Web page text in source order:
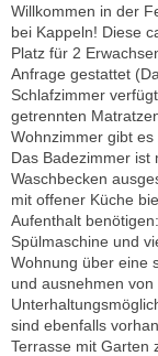
Willkommen in der
bei Kappeln! Diese
Platz für 2
Anfrage gestattet
Schlafzimmer
getrennten
Wohnzimmer gibt es
Das Badezimmer ist
Waschbecken
mit offener Küche
Aufenthalt
Spülmaschine und
Wohnung über eine
und ausnehmen
sind ebenfalls
Terrasse mit Garten